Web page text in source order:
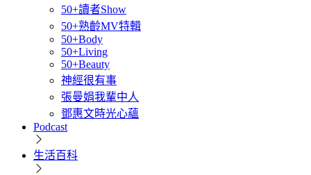
50+讀者Show
50+熟齡MV特輯
50+Body
50+Living
50+Beauty
神經很有事
張曼娟我輩中人
鄧惠文時光心蘊
Podcast
生活百科